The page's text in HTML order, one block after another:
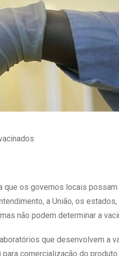
que os governos locais
a União, os
não podem determinar a
que desenvolvem a
comercialização do produto.